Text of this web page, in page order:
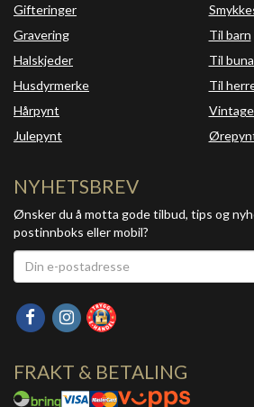
Gifteringer
Gravering
Halskjeder
Husdyrmerke
Hårpynt
Julepynt
Til barn
Til
Til
NYHETSBREV
Ønsker du å motta gode tilbud, tips og
postinnboks eller mobil?
FRAKT & BETALING